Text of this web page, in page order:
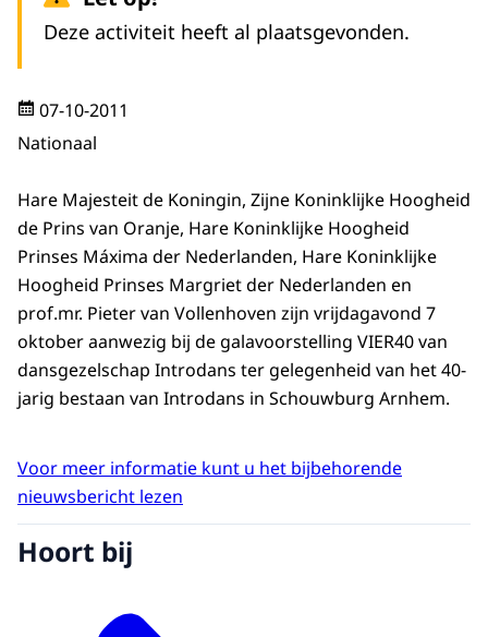
Deze activiteit heeft al plaatsgevonden.
07-10-2011
Nationaal
Hare Majesteit de Koningin, Zijne Koninklijke Hoogheid
de Prins van Oranje, Hare Koninklijke Hoogheid
Prinses Máxima der Nederlanden, Hare Koninklijke
Hoogheid Prinses Margriet der Nederlanden en
prof.mr. Pieter van Vollenhoven zijn vrijdagavond 7
oktober aanwezig bij de galavoorstelling VIER40 van
dansgezelschap Introdans ter gelegenheid van het 40-
jarig bestaan van Introdans in Schouwburg Arnhem.
Voor meer informatie kunt u het bijbehorende
nieuwsbericht lezen
Hoort bij